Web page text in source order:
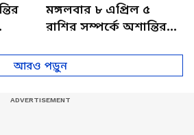
মঙ্গলবার ৮ এপ্রিল ৫
রাশির সম্পর্কে অশান্তির
আজকের রাশিফল
আরও পড়ুন